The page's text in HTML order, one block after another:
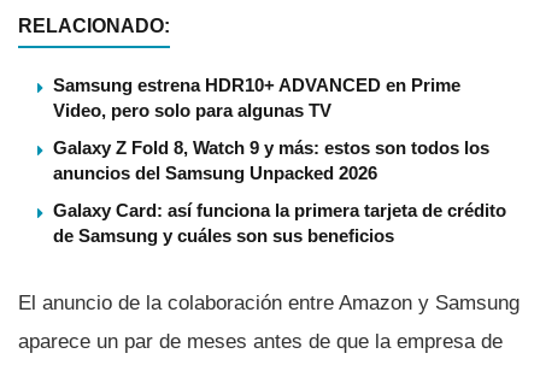
RELACIONADO:
Samsung estrena HDR10+ ADVANCED en Prime
Video, pero solo para algunas TV
Galaxy Z Fold 8, Watch 9 y más: estos son todos los
anuncios del Samsung Unpacked 2026
Galaxy Card: así funciona la primera tarjeta de crédito
de Samsung y cuáles son sus beneficios
El anuncio de la colaboración entre Amazon y Samsung
aparece un par de meses antes de que la empresa de